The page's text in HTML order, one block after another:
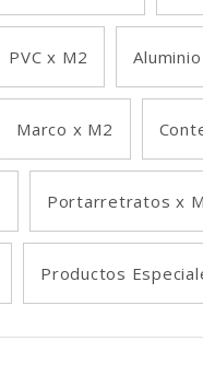
PVC x M2
Marco x M2
Portarretratos x
Productos